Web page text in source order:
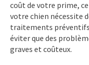
coût de votre prime,
votre chien nécessite
traitements
éviter que des
graves et coûteux.